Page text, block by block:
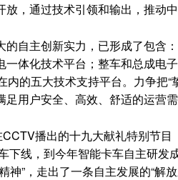
放，通过技术引领和输出，推动
主创新实力，已形成了包含：
一体化技术平台；整车和总成电
内的五大技术支持平台。力争把
足用户安全、高效、舒适的运营
播出的十九大献礼特别节目
下线，到今年智能卡车自主研
神”，走出了一条自主发展的“解